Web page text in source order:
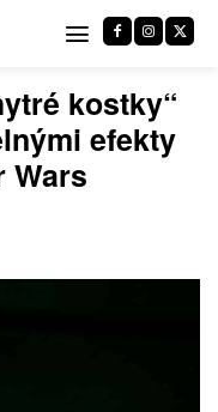
kostky“
efekty
Wars